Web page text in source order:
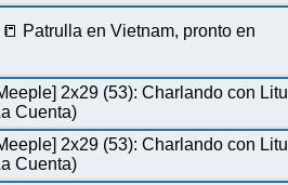
Patrulla en Vietnam, pronto en
2x29 (53): Charlando con
Cuenta)
2x29 (53): Charlando con
Cuenta)